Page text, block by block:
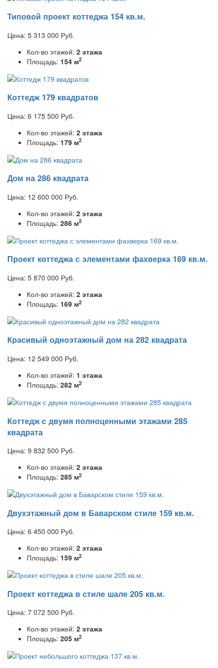
Типовой проект коттеджа 154 кв.м.
Цена: 5 313 000 Руб.
Кол-во этажей: 2 этажа
Площадь: 154 м2
Коттедж 179 квадратов
Цена: 6 175 500 Руб.
Кол-во этажей: 2 этажа
Площадь: 179 м2
Дом на 286 квадрата
Цена: 12 600 000 Руб.
Кол-во этажей: 2 этажа
Площадь: 286 м2
Проект коттеджа с элементами фахверка 169 кв.м.
Цена: 5 870 000 Руб.
Кол-во этажей: 2 этажа
Площадь: 169 м2
Красивый одноэтажный дом на 282 квадрата
Цена: 12 549 000 Руб.
Кол-во этажей: 1 этажа
Площадь: 282 м2
Коттедж с двумя полноценными этажами 285
квадрата
Цена: 9 832 500 Руб.
Кол-во этажей: 2 этажа
Площадь: 285 м2
Двухэтажный дом в Баварском стиле 159 кв.м.
Цена: 6 450 000 Руб.
Кол-во этажей: 2 этажа
Площадь: 159 м2
Проект коттеджа в стиле шале 205 кв.м.
Цена: 7 072 500 Руб.
Кол-во этажей: 2 этажа
Площадь: 205 м2